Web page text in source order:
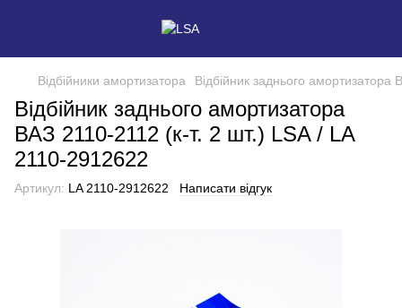
Відбійники амортизатора Відбійник заднього
Відбійник заднього амортизатора
ВАЗ 2110-2112 (к-т. 2 шт.) LSA / LA
2110-2912622
Артикул: LA 2110-2912622 Написати відгук